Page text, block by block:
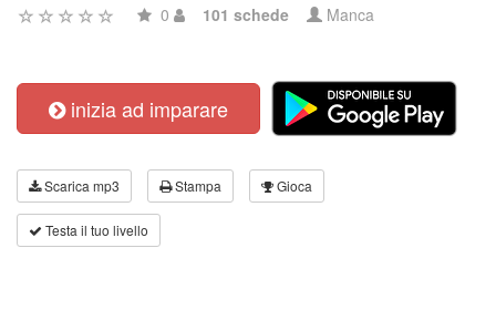
0 101 schede Manca
inizia ad imparare
Scarica mp3 Stampa Gioca
Testa il tuo livello